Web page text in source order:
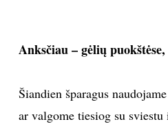
Anksčiau – gėlių
Šiandien šparagus
ar valgome tiesiog su sviestu